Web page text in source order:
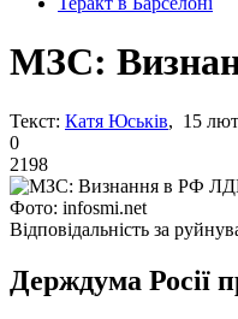
МЗС:
Текст: Катя Юськів, 15
0
2198
Фото: infosmi.net
Відповідальність за
Держдума Росії